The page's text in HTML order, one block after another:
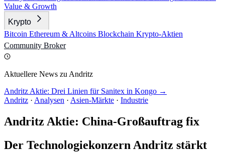
Value & Growth
Krypto
Bitcoin Ethereum & Altcoins Blockchain Krypto-Aktien
Community Broker
Aktuellere News zu Andritz
Andritz Aktie: Drei Linien für Sanitex in Kongo →
Andritz · Analysen · Asien-Märkte · Industrie
Andritz Aktie: China-Großauftrag fix
Der Technologiekonzern Andritz stärkt